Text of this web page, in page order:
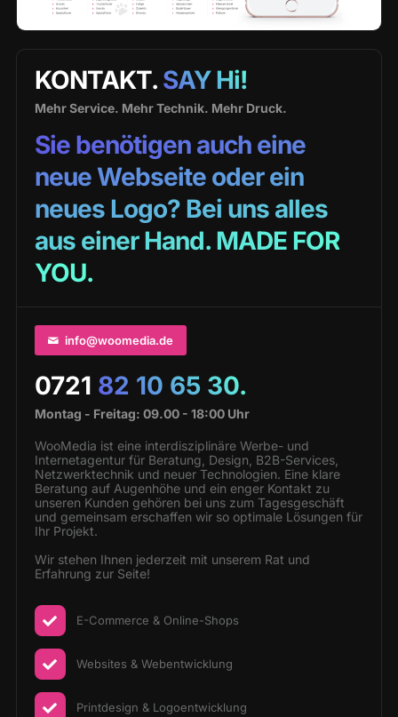
KONTAKT. SAY Hi!
Mehr Service. Mehr Technik. Mehr Druck.
Sie benötigen auch eine
neue Webseite oder ein
neues Logo? Bei uns alles
aus einer Hand. MADE FOR
YOU.
info@woomedia.de
0721 82 10 65 30.
Montag - Freitag: 09.00 - 18:00 Uhr
WooMedia ist eine interdisziplinäre Werbe- und
Internetagentur für Beratung, Design, B2B-Services,
Netzwerktechnik und neuer Technologien. Eine klare
Beratung auf Augenhöhe und ein enger Kontakt zu
unseren Kunden gehören bei uns zum Tagesgeschäft
und gemeinsam erschaffen wir so optimale Lösungen für
Ihr Projekt.
Wir stehen Ihnen jederzeit mit unserem Rat und
Erfahrung zur Seite!
E-Commerce & Online-Shops
Websites & Webentwicklung
Printdesign & Logoentwicklung